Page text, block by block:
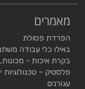
מאמרים
הפרדת פסולת
באילו כלי עבודה
בקרת איכות - מכונות,
פלסטיק – טכנולוגיות
עגורנים